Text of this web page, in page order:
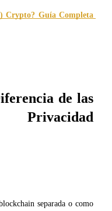
Crypto? Guía Completa
de las
separada o como